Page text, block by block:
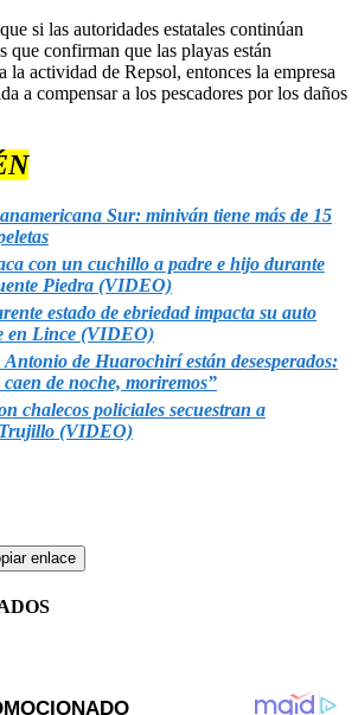
si las autoridades estatales continúan
que confirman que las playas están
la actividad de Repsol, entonces la empresa
a compensar a los pescadores por los daños
Sur: miniván tiene más de 15
con un cuchillo a padre e hijo durante
Piedra (VIDEO)
estado de ebriedad impacta su auto
en Lince (VIDEO)
Antonio de Huarochirí están desesperados:
de noche, moriremos”
chalecos policiales secuestran a
(VIDEO)
enlace